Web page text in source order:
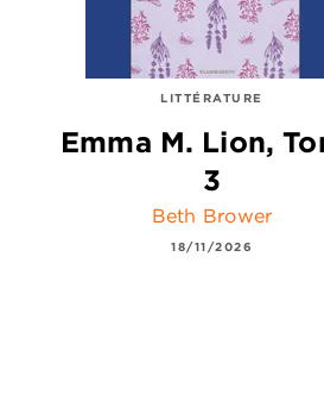
LITTÉRATURE
Emma M. Lion,
3
Beth Brower
18/11/2026